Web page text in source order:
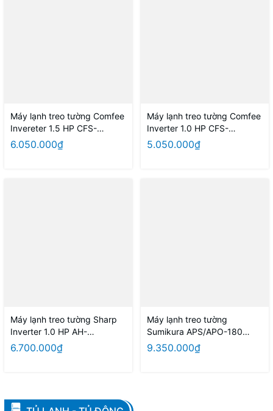
Máy lạnh treo tường Comfee
Invereter 1.5 HP CFS-
13VAF/13VAFC
6.050.000₫
Máy lạnh treo tường Comfee
Inverter 1.0 HP CFS-
10VAF/10VAFC
5.050.000₫
Máy lạnh treo tường Sharp
Inverter 1.0 HP AH-
XP10YHW
6.700.000₫
Máy lạnh treo tường
Sumikura APS/APO-180
TOKYO
9.350.000₫